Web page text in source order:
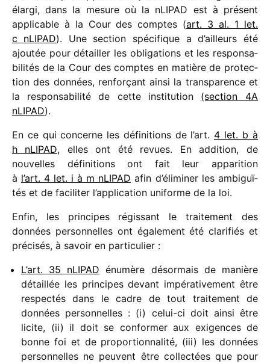
élargi, dans la mesure où la nLIPAD est à présent
appli­cable à la Cour des comptes (art. 3 al. 1 let.
c nLIPAD). Une section spéci­fique a d’ailleurs été
ajou­tée pour détailler les obli­ga­tions et les respon­sa­
bi­li­tés de la Cour des comptes en matière de protec­
tion des données, renfor­çant ainsi la trans­pa­rence et
la respon­sa­bi­lité de cette insti­tu­tion (section 4A
nLIPAD).
En ce qui concerne les défi­ni­tions de l’art. 4 let. b à
h nLIPAD, elles ont été revues. En addi­tion, de
nouvelles défi­ni­tions ont fait leur appa­ri­tion
à l’art. 4 let. i à m nLIPAD afin d’éliminer les ambi­guï­
tés et de faci­li­ter l’application uniforme de la loi.
Enfin, les prin­cipes régis­sant le trai­te­ment des
données person­nelles ont égale­ment été clari­fiés et
préci­sés, à savoir en particulier :
L’art. 35 nLIPAD énumère désor­mais de manière
détaillée les prin­cipes devant impé­ra­ti­ve­ment être
respec­tés dans le cadre de tout trai­te­ment de
données person­nelles : (i) celui-ci doit ainsi être
licite, (ii) il doit se confor­mer aux exigences de
bonne foi et de propor­tion­na­lité, (iii) les données
person­nelles ne peuvent être collec­tées que pour